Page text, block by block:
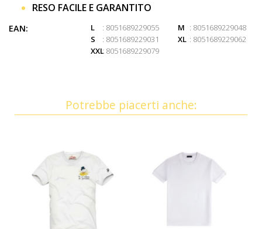
RESO FACILE E GARANTITO
EAN: L : 8051689229055 M : 8051689229048
S
: 8051689229031 XL : 8051689229062
XXL: 8051689229079
Potrebbe piacerti anche: